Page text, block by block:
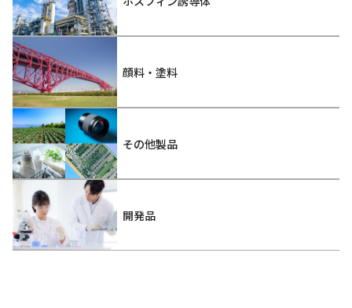
顔料・塗料
その他製品
開発品